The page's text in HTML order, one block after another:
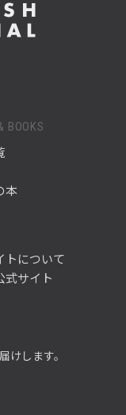
BOOKS
本
トについて
式サイト
けします。